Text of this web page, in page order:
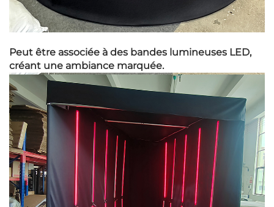
Peut être associée à des bandes lumineuses LED,
créant une ambiance marquée.